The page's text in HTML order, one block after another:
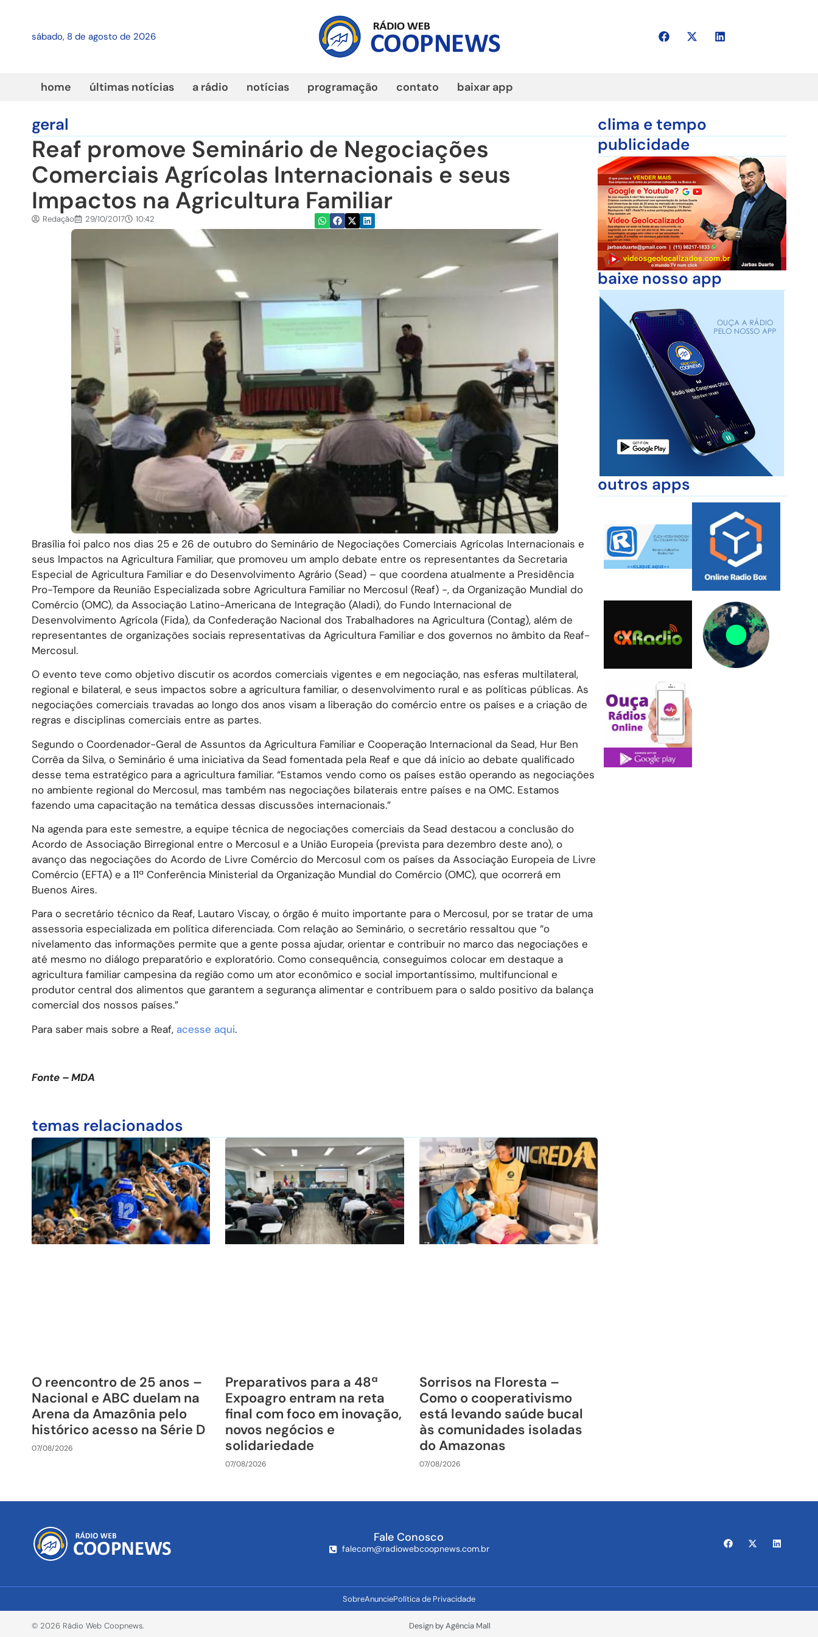
sábado, 8 de agosto de 2026
home últimas notícias a rádio notícias programação contato baixar app
geral
Reaf promove Seminário de Negociações
Comerciais Agrícolas Internacionais e seus
Impactos na Agricultura Familiar
Redação 29/10/2017 10:42
Brasília foi palco nos dias 25 e 26 de outubro do Seminário de Negociações Comerciais Agrícolas Internacionais e
seus Impactos na Agricultura Familiar, que promoveu um amplo debate entre os representantes da Secretaria
Especial de Agricultura Familiar e do Desenvolvimento Agrário (Sead) – que coordena atualmente a Presidência
Pro-Tempore da Reunião Especializada sobre Agricultura Familiar no Mercosul (Reaf) -, da Organização Mundial do
Comércio (OMC), da Associação Latino-Americana de Integração (Aladi), do Fundo Internacional de
Desenvolvimento Agrícola (Fida), da Confederação Nacional dos Trabalhadores na Agricultura (Contag), além de
representantes de organizações sociais representativas da Agricultura Familiar e dos governos no âmbito da Reaf-
Mercosul.
O evento teve como objetivo discutir os acordos comerciais vigentes e em negociação, nas esferas multilateral,
regional e bilateral, e seus impactos sobre a agricultura familiar, o desenvolvimento rural e as políticas públicas. As
negociações comerciais travadas ao longo dos anos visam a liberação do comércio entre os países e a criação de
regras e disciplinas comerciais entre as partes.
Segundo o Coordenador-Geral de Assuntos da Agricultura Familiar e Cooperação Internacional da Sead, Hur Ben
Corrêa da Silva, o Seminário é uma iniciativa da Sead fomentada pela Reaf e que dá início ao debate qualificado
desse tema estratégico para a agricultura familiar. “Estamos vendo como os países estão operando as negociações
no ambiente regional do Mercosul, mas também nas negociações bilaterais entre países e na OMC. Estamos
fazendo uma capacitação na temática dessas discussões internacionais.”
Na agenda para este semestre, a equipe técnica de negociações comerciais da Sead destacou a conclusão do
Acordo de Associação Birregional entre o Mercosul e a União Europeia (prevista para dezembro deste ano), o
avanço das negociações do Acordo de Livre Comércio do Mercosul com os países da Associação Europeia de Livre
Comércio (EFTA) e a 11ª Conferência Ministerial da Organização Mundial do Comércio (OMC), que ocorrerá em
Buenos Aires.
Para o secretário técnico da Reaf, Lautaro Viscay, o órgão é muito importante para o Mercosul, por se tratar de uma
assessoria especializada em política diferenciada. Com relação ao Seminário, o secretário ressaltou que “o
nivelamento das informações permite que a gente possa ajudar, orientar e contribuir no marco das negociações e
até mesmo no diálogo preparatório e exploratório. Como consequência, conseguimos colocar em destaque a
agricultura familiar campesina da região como um ator econômico e social importantíssimo, multifuncional e
produtor central dos alimentos que garantem a segurança alimentar e contribuem para o saldo positivo da balança
comercial dos nossos países.”
Para saber mais sobre a Reaf, acesse aqui.
Fonte – MDA
temas relacionados
O reencontro de 25 anos –
Nacional e ABC duelam na
Arena da Amazônia pelo
histórico acesso na Série D
07/08/2026
Preparativos para a 48ª
Expoagro entram na reta
final com foco em inovação,
novos negócios e
solidariedade
07/08/2026
Sorrisos na Floresta –
Como o cooperativismo
está levando saúde bucal
às comunidades isoladas
do Amazonas
07/08/2026
clima e tempo
publicidade
baixe nosso app
outros apps
Fale Conosco
falecom@radiowebcoopnews.com.br
SobreAnunciePolítica de Privacidade
© 2026 Rádio Web Coopnews. Design by Agência Mall